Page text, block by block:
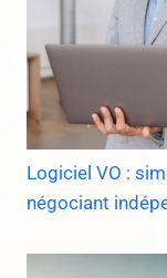
Logiciel VO :
négociant